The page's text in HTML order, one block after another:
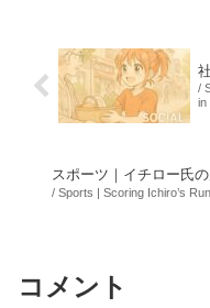
/
in
スポーツ｜イチロー氏
/ Sports | Scoring Ichiro’s
コメント